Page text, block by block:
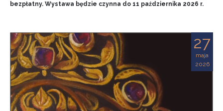
bezpłatny. Wystawa będzie czynna do 11 października 2026 r.
27
maja
2026